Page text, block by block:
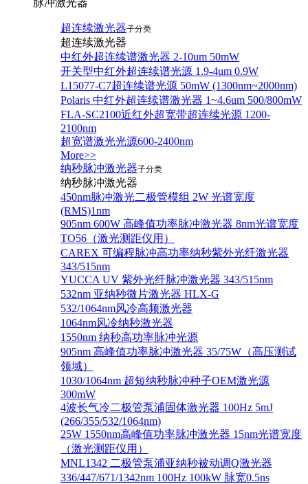
脉冲激光器
超连续激光器子分类
超连续激光器
中红外超连续谱激光器 2-10um 50mW
开关型中红外超连续谱光源 1.9-4um 0.9W
L15077-C7超连续谱光源 50mW (1300nm~2000nm)
Polaris 中红外超连续谱激光器 1~4.6um 500/800mW
FLA-SC2100近红外超宽带超连续光源 1200-
2100nm
超宽谱激光光源600-2400nm
More>>
纳秒脉冲激光器子分类
纳秒脉冲激光器
450nm脉冲激光二极管模组 2W 光谱宽度
(RMS)1nm
905nm 600W 高峰值功率脉冲激光器 8nm光谱宽度
TO56（激光测距仪用）
CAREX 可编程脉冲高功率纳秒紫外光纤激光器
343/515nm
YUCCA UV 紫外光纤脉冲激光器 343/515nm
532nm 亚纳秒微片激光器 HLX-G
532/1064nm风冷高频激光器
1064nm风冷纳秒激光器
1550nm 纳秒高功率脉冲光源
905nm 高峰值功率脉冲激光器 35/75W（高压测试
领域）
1030/1064nm 超短纳秒脉冲种子OEM激光源
300mW
4波长气冷二极管泵浦固体激光器 100Hz 5mJ
(266/355/532/1064nm)
25W 1550nm高峰值功率脉冲激光器 15nm光谱宽度
（激光测距仪用）
MNL1342 二极管泵浦亚纳秒被动调Q激光器
336/447/671/1342nm 100Hz 100kW 脉宽0.5ns